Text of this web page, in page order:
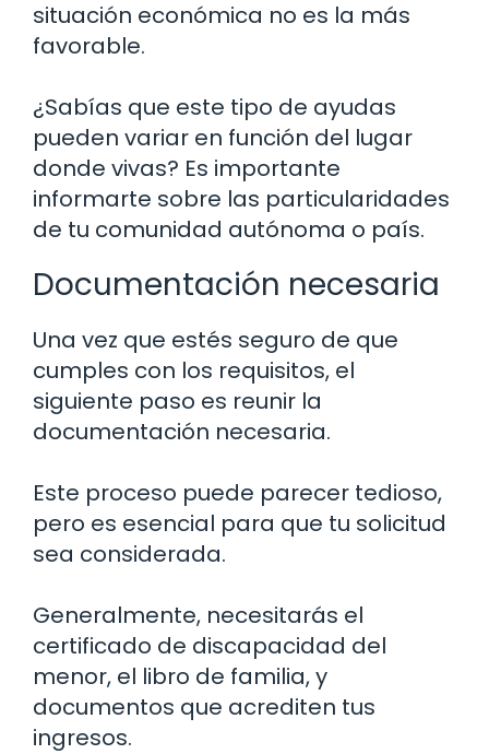
situación económica no es la más
favorable.
¿Sabías que este tipo de ayudas
pueden variar en función del lugar
donde vivas? Es importante
informarte sobre las particularidades
de tu comunidad autónoma o país.
Documentación necesaria
Una vez que estés seguro de que
cumples con los requisitos, el
siguiente paso es reunir la
documentación necesaria.
Este proceso puede parecer tedioso,
pero es esencial para que tu solicitud
sea considerada.
Generalmente, necesitarás el
certificado de discapacidad del
menor, el libro de familia, y
documentos que acrediten tus
ingresos.